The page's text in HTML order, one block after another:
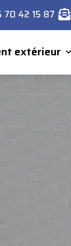
70 42 15 87 
extérieur